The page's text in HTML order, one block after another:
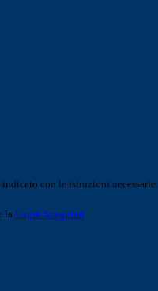
con le istruzioni necessarie.
la Login Spaggiari